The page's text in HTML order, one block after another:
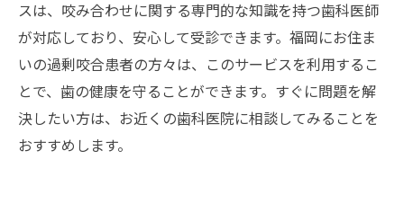
スは、咬み合わせに関する専門的な知識を持つ歯科医師
が対応しており、安心して受診できます。福岡にお住ま
いの過剰咬合患者の方々は、このサービスを利用するこ
とで、歯の健康を守ることができます。すぐに問題を解
決したい方は、お近くの歯科医院に相談してみることを
おすすめします。